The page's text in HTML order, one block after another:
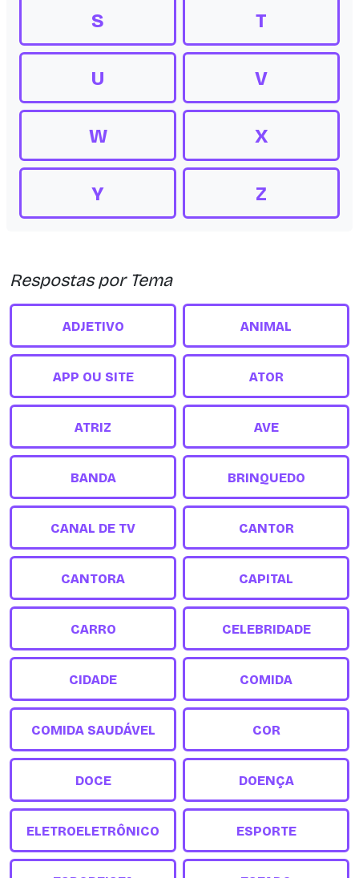
S T
U V
W X
Y Z
Respostas por Tema
ADJETIVO ANIMAL
APP OU SITE ATOR
ATRIZ AVE
BANDA BRINQUEDO
CANAL DE TV CANTOR
CANTORA CAPITAL
CARRO CELEBRIDADE
CIDADE COMIDA
COMIDA SAUDÁVEL COR
DOCE DOENÇA
ELETROELETRÔNICO ESPORTE